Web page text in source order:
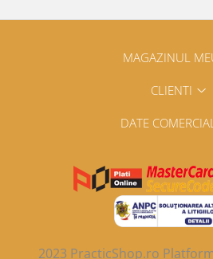
MAGAZINUL
CLIENTI
DATE
2023 PracticShop.ro